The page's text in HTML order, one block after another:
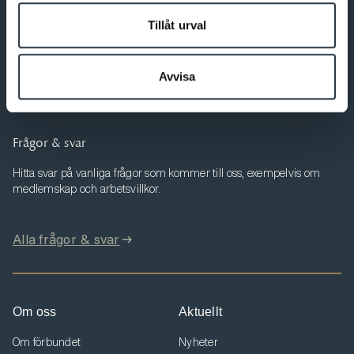
Tillåt urval
Avvisa
Min sida
aktuell information som berör dig.
Till Min sida
Frågor & svar
Hitta svar på vanliga frågor som kommer till oss, exempelvis om
medlemskap och arbetsvillkor.
Alla frågor & svar
Om oss
Om förbundet
Aktuellt
Nyheter